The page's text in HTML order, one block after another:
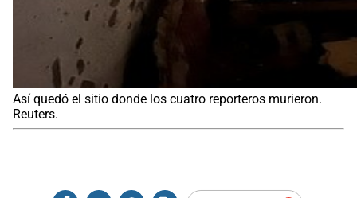
Así quedó el sitio donde los cuatro reporteros murieron.
Reuters.